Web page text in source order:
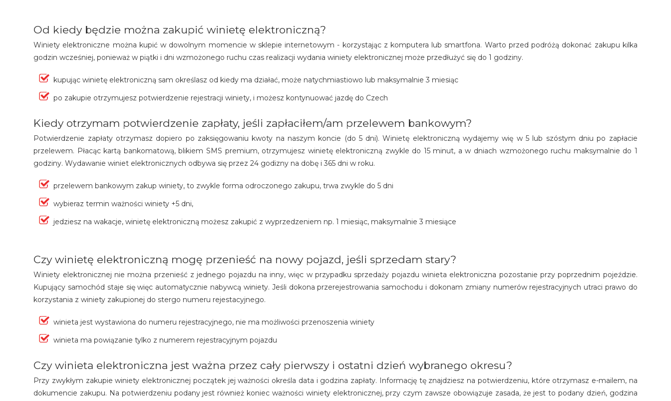
Od kiedy będzie można zakupić winietę elektroniczną?
Winiety elektroniczne można kupić w dowolnym momencie w sklepie internetowym - korzystając z komputera lub smartfona. Warto przed podróżą dokonać zakupu kilka
godzin wcześniej, ponieważ w piątki i dni wzmożonego ruchu czas realizacji wydania winiety elektronicznej może przedłużyć się do 1 godziny.
kupując winietę elektroniczną sam określasz od kiedy ma działać, może natychmiastiowo lub maksymalnie 3 miesiąc
po zakupie otrzymujesz potwierdzenie rejestracji winiety, i możesz kontynuować jazdę do Czech
Kiedy otrzymam potwierdzenie zapłaty, jeśli zapłaciłem/am przelewem bankowym?
Potwierdzenie zapłaty otrzymasz dopiero po zaksięgowaniu kwoty na naszym koncie (do 5 dni). Winietę elektroniczną wydajemy wię w 5 lub szóstym dniu po zapłacie
przelewem. Płacąc kartą bankomatową, blikiem SMS premium, otrzymujesz winietę elektroniczną zwykle do 15 minut, a w dniach wzmożonego ruchu maksymalnie do 1
godziny. Wydawanie winiet elektronicznych odbywa się przez 24 godizny na dobę i 365 dni w roku.
przelewem bankowym zakup winiety, to zwykle forma odroczonego zakupu, trwa zwykle do 5 dni
wybieraz termin ważności winiety +5 dni,
jedziesz na wakacje, winietę elektroniczną możesz zakupić z wyprzedzeniem np. 1 miesiąc, maksymalnie 3 miesiące
Czy winietę elektroniczną mogę przenieść na nowy pojazd, jeśli sprzedam stary?
Winiety elektronicznej nie można przenieść z jednego pojazdu na inny, więc w przypadku sprzedaży pojazdu winieta elektroniczna pozostanie przy poprzednim pojeździe.
Kupujący samochód staje się więc automatycznie nabywcą winiety. Jeśli dokona przerejestrowania samochodu i dokonam zmiany numerów rejestracyjnych utraci prawo do
korzystania z winiety zakupionej do stergo numeru rejestacyjnego.
winieta jest wystawiona do numeru rejestracyjnego, nie ma możliwości przenoszenia winiety
winieta ma powiązanie tylko z numerem rejestracyjnym pojazdu
Czy winieta elektroniczna jest ważna przez cały pierwszy i ostatni dzień wybranego okresu?
Przy zwykłym zakupie winiety elektronicznej początek jej ważności określa data i godzina zapłaty. Informację tę znajdziesz na potwierdzeniu, które otrzymasz e-mailem, na
dokumencie zakupu. Na potwierdzeniu podany jest również koniec ważności winiety elektronicznej, przy czym zawsze obowiązuje zasada, że jest to podany dzień, godzina